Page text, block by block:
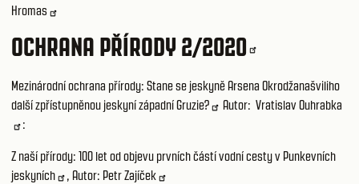
Hromas
OCHRANA PŘÍRODY 2/2020
Mezinárodní ochrana přírody: Stane se jeskyně Arsena Okrodžanašviliho
další zpřístupněnou jeskyní západní Gruzie?
Autor: Vratislav Ouhrabka
:
Z naší přírody: 100 let od objevu prvních částí vodní cesty v Punkevních
jeskyních
, Autor: Petr Zajíček